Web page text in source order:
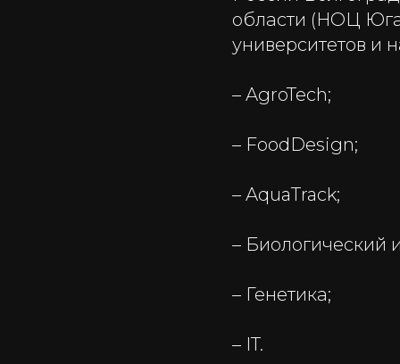
области (НОЦ Юга
университетов и
– AgroTech;
– FoodDesign;
– AquaTrack;
– Биологический
– Генетика;
– IT.